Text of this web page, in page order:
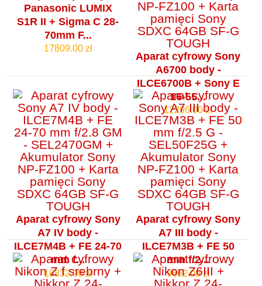
Panasonic LUMIX
S1R II + Sigma C 28-
70mm F...
17809.00 zł
Aparat cyfrowy Sony
A6700 body -
ILCE6700B + Sony E
16-55...
12296.00 zł
Aparat cyfrowy Sony
A7 IV body -
ILCE7M4B + FE 24-70
mm f...
16832.00 zł
Aparat cyfrowy Sony
A7 III body -
ILCE7M3B + FE 50
mm f/2...
9662.00 zł